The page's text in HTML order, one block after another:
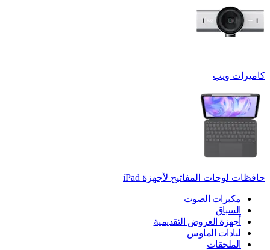
كاميرات ويب
حافظات لوحات المفاتيح لأجهزة ‏iPad
مكبرات الصوت
السباق
أجهزة العروض التقديمية
لبادات الماوس
الملحقات